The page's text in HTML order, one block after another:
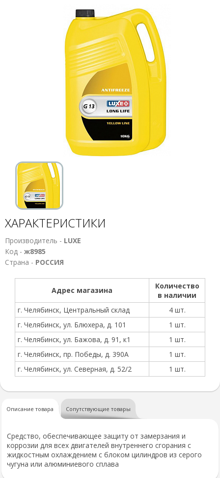
ХАРАКТЕРИСТИКИ
Производитель - LUXE
Код - ж8985
Страна - РОССИЯ
Адрес магазина
Количество
в наличии
г. Челябинск, Центральный склад
4 шт.
г. Челябинск, ул. Блюхера, д. 101
1 шт.
г. Челябинск, ул. Бажова, д. 91, к1
1 шт.
г. Челябинск, пр. Победы, д. 390А
1 шт.
г. Челябинск, ул. Северная, д. 52/2
1 шт.
Описание товара Сопутствующие товары
Средство, обеспечивающее защиту от замерзания и
коррозии для всех двигателей внутреннего сгорания с
жидкостным охлаждением с блоком цилиндров из серого
чугуна или алюминиевого сплава